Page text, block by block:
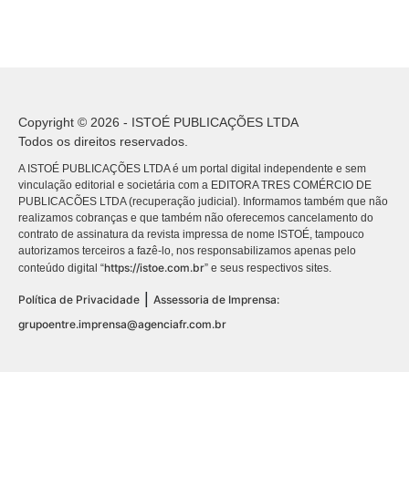
Copyright © 2026 - ISTOÉ PUBLICAÇÕES LTDA
Todos os direitos reservados.
A ISTOÉ PUBLICAÇÕES LTDA é um portal digital independente e sem
vinculação editorial e societária com a EDITORA TRES COMÉRCIO DE
PUBLICACÕES LTDA (recuperação judicial). Informamos também que não
realizamos cobranças e que também não oferecemos cancelamento do
contrato de assinatura da revista impressa de nome ISTOÉ, tampouco
autorizamos terceiros a fazê-lo, nos responsabilizamos apenas pelo
conteúdo digital “https://istoe.com.br” e seus respectivos sites.
Política de Privacidade | Assessoria de Imprensa:
grupoentre.imprensa@agenciafr.com.br